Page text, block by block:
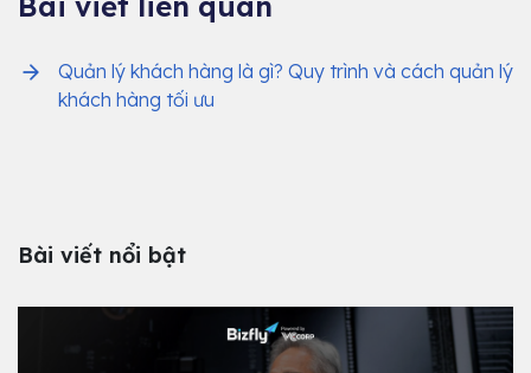
Quản lý khách hàng là gì? Quy trình và cách quản lý
khách hàng tối ưu
Bài viết nổi bật